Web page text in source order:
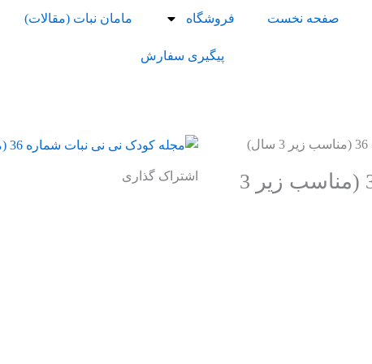
صفحه نخست فروشگاه مامان نبات (مقالات)
پیگیری سفارش
مجله کودک نی نی نبات شماره 36 (مناسب زیر 3
اشتراک گذاری